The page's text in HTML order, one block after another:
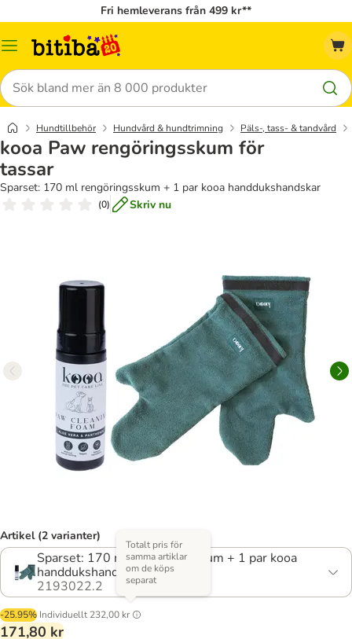
Fri hemleverans från 499 kr**
Meny
Sök
Hundtillbehör Hundvård & hundtrimning Päls-, tass- & tandvård
kooa Paw rengöringsskum för
tassar
Sparset: 170 ml rengöringsskum + 1 par kooa handdukshandskar
(0) Skriv nu
Artikel (2 varianter)
Sparset: 170 ml rengöringsskum + 1 par kooa
handdukshandskar
2193022.2
-25.95% Individuellt 232,00 kr
Totalt pris för
samma artiklar
om de köps
separat
171,80 kr